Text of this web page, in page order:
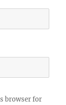
browser for